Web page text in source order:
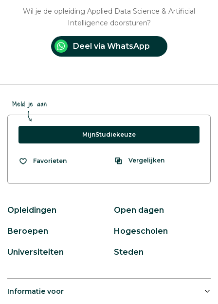
Wil je de opleiding Applied Data Science & Artificial
Intelligence doorsturen?
Deel via WhatsApp
Meld je aan
MijnStudiekeuze
Favorieten Vergelijken
Opleidingen Open dagen
Beroepen Hogescholen
Universiteiten Steden
Informatie voor